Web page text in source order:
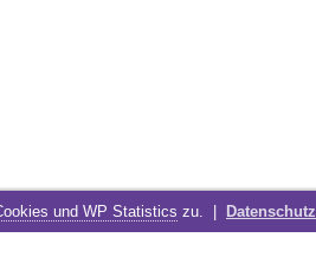
und WP Statistics zu. |